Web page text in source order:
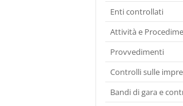
Enti controllati
Attività e
Provvedimenti
Controlli sulle
Bandi di gara e